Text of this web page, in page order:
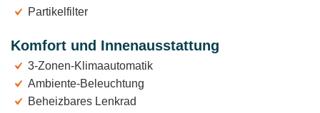
Partikelfilter
Komfort und Innenausstattung
3-Zonen-Klimaautomatik
Ambiente-Beleuchtung
Beheizbares Lenkrad